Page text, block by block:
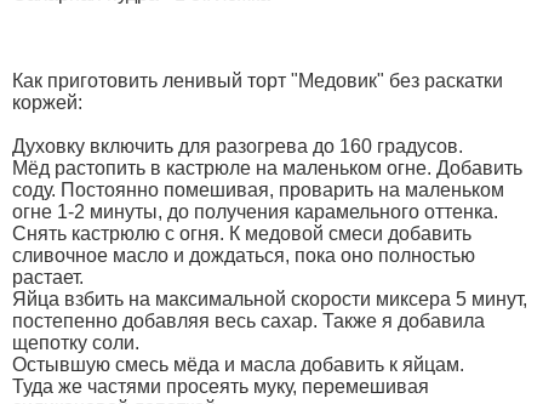
Как приготовить ленивый торт "Медовик" без раскатки
коржей:
Духовку включить для разогрева до 160 градусов.
Мёд растопить в кастрюле на маленьком огне. Добавить
соду. Постоянно помешивая, проварить на маленьком
огне 1-2 минуты, до получения карамельного оттенка.
Снять кастрюлю с огня. К медовой смеси добавить
сливочное масло и дождаться, пока оно полностью
растает.
Яйца взбить на максимальной скорости миксера 5 минут,
постепенно добавляя весь сахар. Также я добавила
щепотку соли.
Остывшую смесь мёда и масла добавить к яйцам.
Туда же частями просеять муку, перемешивая